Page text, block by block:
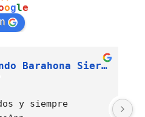
ogle
Cortés H.
comprometida con